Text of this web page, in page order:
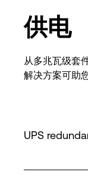
供电
从多兆瓦级套
解决方案可助
UPS